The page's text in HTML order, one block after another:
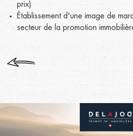
prix)
Établissement d'une image de
secteur de la promotion